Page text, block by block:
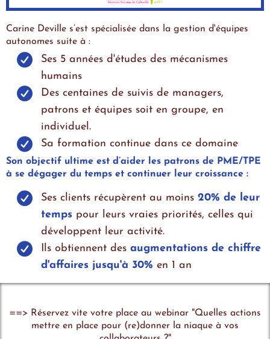
Carine Deville s’est spécialisée dans la gestion d'équipes
autonomes suite à :
Ses 5 années d'études des mécanismes
humains
Des centaines de suivis de managers,
patrons et équipes soit en groupe, en
individuel.
Sa formation continue dans ce domaine
Son objectif ultime est d’aider les patrons de PME/TPE
à se dégager du temps et continuer leur croissance :
Ses clients récupèrent au moins 20% de leur
temps pour leurs vraies priorités, celles qui
développent leur activité.
Ils obtiennent des augmentations de chiffre
d'affaires jusqu'à 30% en 1 an
==> Réservez vite votre place au webinar "Quelles actions
mettre en place pour (re)donner la niaque à vos